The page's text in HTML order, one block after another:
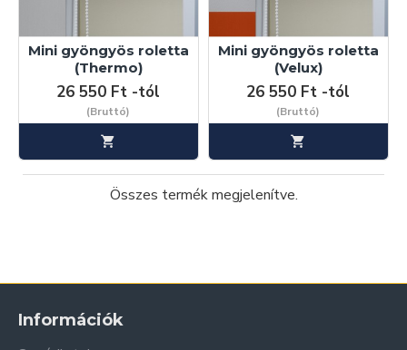
Mini gyöngyös roletta
(Thermo)
26 550 Ft -tól
(Bruttó)
Mini gyöngyös roletta
(Velux)
26 550 Ft -tól
(Bruttó)
Összes termék megjelenítve.
Információk